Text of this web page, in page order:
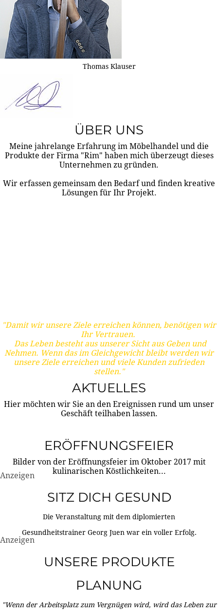
Thomas Klauser
ÜBER UNS
Meine jahrelange Erfahrung im Möbelhandel und die
Produkte der Firma "Rim" haben mich überzeugt dieses
Unternehmen zu gründen.
Wir erfassen gemeinsam den Bedarf und finden kreative
Lösungen für Ihr Projekt.
"Damit wir unsere Ziele erreichen können, benötigen wir
Ihr Vertrauen.
Das Leben besteht aus unserer Sicht aus Geben und
Nehmen. Wenn das im Gleichgewicht bleibt werden wir
unsere Ziele erreichen und viele Kunden zufrieden
stellen."
AKTUELLES
Hier möchten wir Sie an den Ereignissen rund um unser
Geschäft teilhaben lassen.
ERÖFFNUNGSFEIER
Bilder von der Eröffnungsfeier im Oktober 2017 mit
kulinarischen Köstlichkeiten...
Anzeigen
SITZ DICH GESUND
Die Veranstaltung mit dem diplomierten
Gesundheitstrainer Georg Juen war ein voller Erfolg.
Anzeigen
UNSERE PRODUKTE
PLANUNG
"Wenn der Arbeitsplatz zum Vergnügen wird, wird das Leben zur